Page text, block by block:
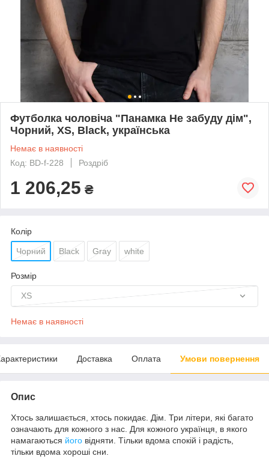
Футболка чоловіча "Панамка Не забуду дім",
Чорний, XS, Black, українська
Немає в наявності
Код: BD-f-228
Роздріб
1 206,25 ₴
Колір
Чорний Black Gray white
Розмір
XS
Немає в наявності
Доставка Оплата Умови повернення
Опис
Хтось залишається, хтось покидає. Дім. Три літери, які багато
означають для кожного з нас. Для кожного українця, в якого
намагаються його відняти. Тільки вдома спокій і радість,
тільки вдома хороші сни.